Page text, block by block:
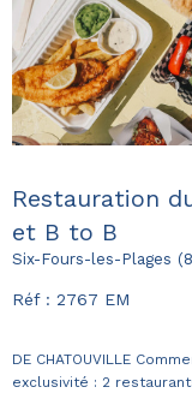
Restauration
et B to B
Six-Fours-les-Plages
Réf : 2767 EM
DE CHATOUVILLE
exclusivité : 2